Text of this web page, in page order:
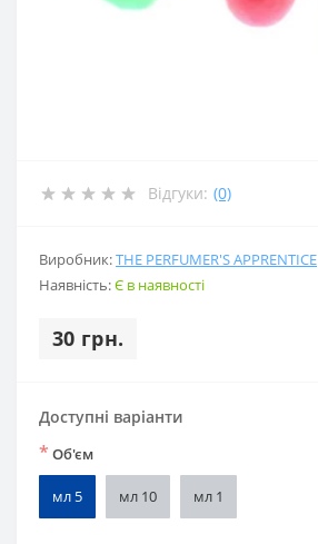
Відгуки: (0)
Виробник:THE PERFUMER'S APPRENTICE
Наявність:Є в наявності
30 грн.
Доступні варіанти
* Об'єм
мл 5 мл 10 мл 1